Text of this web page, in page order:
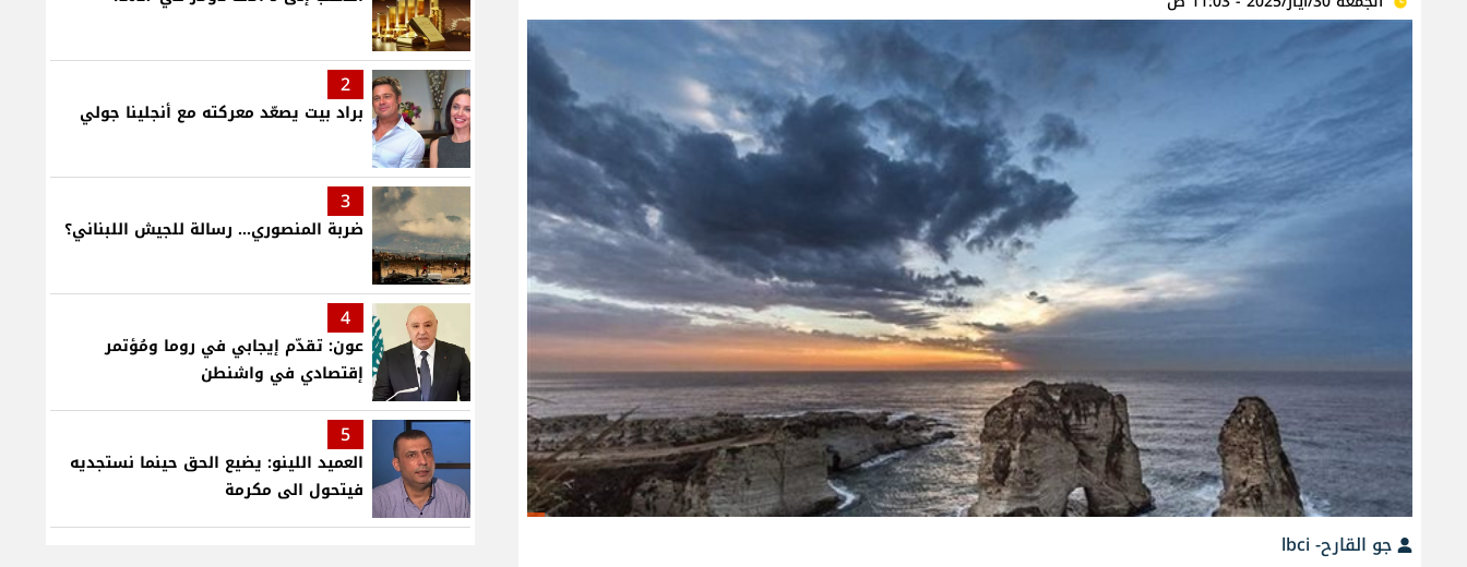
جو القارح- lbci
2
براد بيت يصعّد معركته مع أنجلينا جولي
3
ضربة المنصوري... رسالة للجيش اللبناني؟
4
عون: تقدّم إيجابي في روما ومُؤتمر
إقتصادي في واشنطن
5
العميد اللينو: يضيع الحق حينما نستجديه
فيتحول الى مكرمة